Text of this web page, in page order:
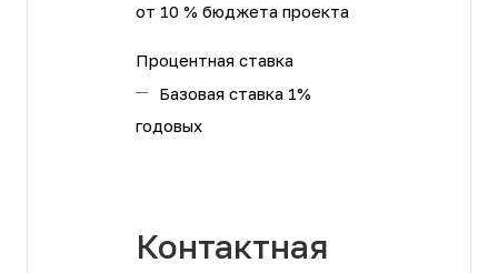
от 10 % бюджета проекта
Процентная ставка
Базовая ставка 1%
годовых
Контактная